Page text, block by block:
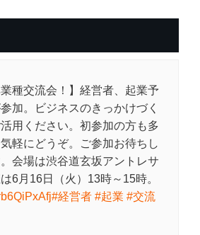
業種交流会！】経営者、起業予
加。ビジネスのきっかけづく
用ください。初参加の方も多
軽にどうぞ。ご参加お待ちし
会場は渋谷道玄坂アントレサ
6月16日（火）13時～15時。
#経営者 #起業 #交流